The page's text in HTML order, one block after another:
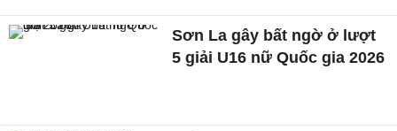
Sơn La gây bất ngờ ở lượt
5 giải U16 nữ Quốc gia 2026